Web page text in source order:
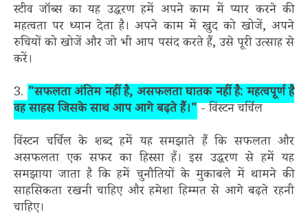
स्टीव जॉब्स का यह उद्धरण हमें अपने काम में प्यार करने की
महत्वता पर ध्यान देता है। अपने काम में खुद को खोजें, अपने
रुचियों को खोजें और जो भी आप पसंद करते हैं, उसे पूरी उत्साह से
करें।
3. "सफलता अंतिम नहीं है, असफलता घातक नहीं है: महत्वपूर्ण है
वह साहस जिसके साथ आप आगे बढ़ते हैं।"- विंस्टन चर्चिल
विंस्टन चर्चिल के शब्द हमें यह समझाते हैं कि सफलता और
असफलता एक सफर का हिस्सा हैं। इस उद्धरण से हमें यह
समझाया जाता है कि हमें चुनौतियों के मुकाबले में थामने की
साहसिकता रखनी चाहिए और हमेशा हिम्मत से आगे बढ़ते रहनी
चाहिए।